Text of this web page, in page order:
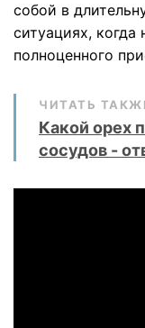
собой в
ситуациях,
полноценного
ЧИТАТЬ
Какой орех
сосудов -